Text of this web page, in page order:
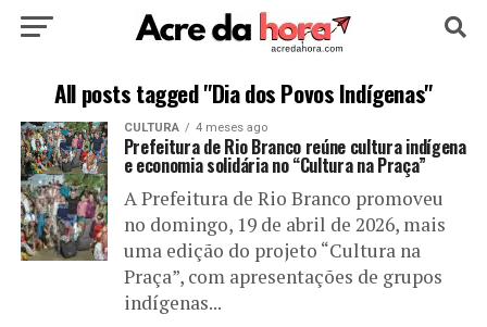
HOME POLÍTICA CULTURA ESPORTE
EDUCAÇÃO NOTÍCIA MUNDO
All posts tagged "Dia dos Povos Indígenas"
CULTURA 4 meses ago
Prefeitura de Rio Branco reúne cultura indígena
e economia solidária no “Cultura na Praça”
A Prefeitura de Rio Branco promoveu
no domingo, 19 de abril de 2026, mais
uma edição do projeto “Cultura na
Praça”, com apresentações de grupos
indígenas...